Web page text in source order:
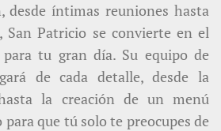
desde íntimas reuniones hasta
San Patricio se convierte en el
tu gran día. Su equipo de
de cada detalle, desde la
la creación de un menú
que tú solo te preocupes de